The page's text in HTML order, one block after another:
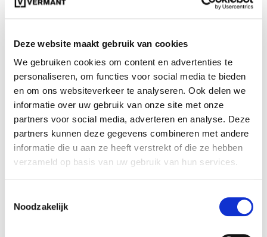
Deze website maakt gebruik van cookies
We gebruiken cookies om content en advertenties te
personaliseren, om functies voor social media te bieden
en om ons websiteverkeer te analyseren. Ook delen we
informatie over uw gebruik van onze site met onze
partners voor social media, adverteren en analyse. Deze
partners kunnen deze gegevens combineren met andere
informatie die u aan ze heeft verstrekt of die ze hebben
verzameld op basis van uw gebruik van hun services.
Noodzakelijk
Kilometerstand *
Voorkeur locatie voor afspraak
Type afspraak